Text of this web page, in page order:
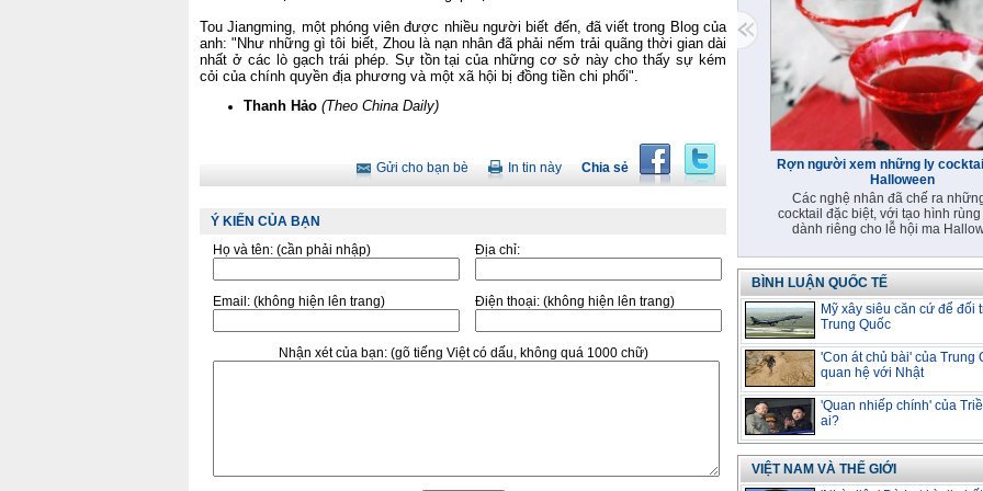
Tou Jiangming, một phóng viên được nhiều người biết đến, đã viết trong Blog của
anh: "Như những gì tôi biết, Zhou là nạn nhân đã phải nếm trải quãng thời gian dài
nhất ở các lò gạch trái phép. Sự tồn tại của những cơ sở này cho thấy sự kém
cỏi của chính quyền địa phương và một xã hội bị đồng tiền chi phối".
Thanh Hảo (Theo China Daily)
Chia sẻ
In tin này
Gửi cho bạn bè
Ý KIẾN CỦA BẠN
Họ và tên: (cần phải nhập) Địa chỉ:
Email: (không hiện lên trang) Điện thoại: (không hiện lên trang)
Nhận xét của bạn: (gõ tiếng Việt có dấu, không quá 1000 chữ)
Rợn người xem những ly
Halloween
Các nghệ nhân đã chế ra
cocktail đặc biệt, với tạo hình
dành riêng cho lễ hội ma
BÌNH LUẬN QUỐC TẾ
Mỹ xây siêu căn cứ để đối
Trung Quốc
'Con át chủ bài' của Trung
quan hệ với Nhật
'Quan nhiếp chính' của
ai?
VIỆT NAM VÀ THẾ GIỚI